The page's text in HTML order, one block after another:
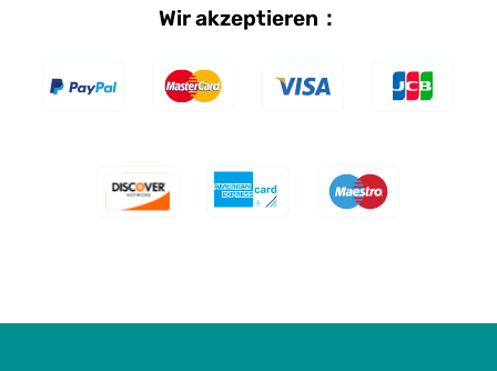
Wir akzeptieren：